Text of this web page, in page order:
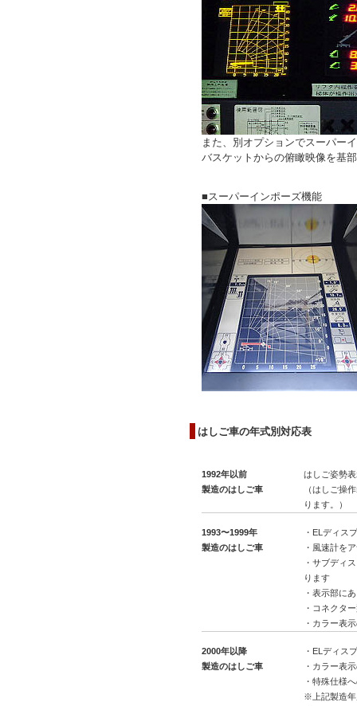
また、別オプションでスーパー
バスケットからの俯瞰映像を基
■スーパーインポーズ機能
はしご車の年式別対応表
1992年以前
製造のはしご車
はしご姿勢
（はしご操
ります。）
1993〜1999年
製造のはしご車
・ELディス
・風速計を
・サブディ
ります
・表示部に
・コネクタ
・カラー表
2000年以降
製造のはしご車
・ELディス
・カラー表
・特殊仕様
※上記製造年